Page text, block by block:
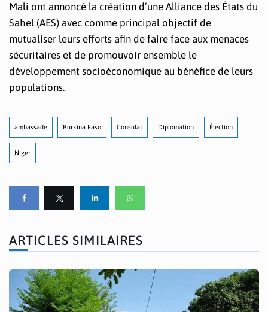
Mali ont annoncé la création d’une Alliance des États du
Sahel (AES) avec comme principal objectif de
mutualiser leurs efforts afin de faire face aux menaces
sécuritaires et de promouvoir ensemble le
développement socioéconomique au bénéfice de leurs
populations.
ambassade Burkina Faso Consulat Diplomation Élection
Niger
ARTICLES SIMILAIRES